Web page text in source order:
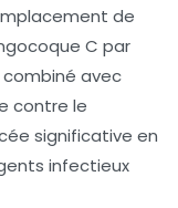
de
C par
combiné avec
contre le
significative en
infectieux